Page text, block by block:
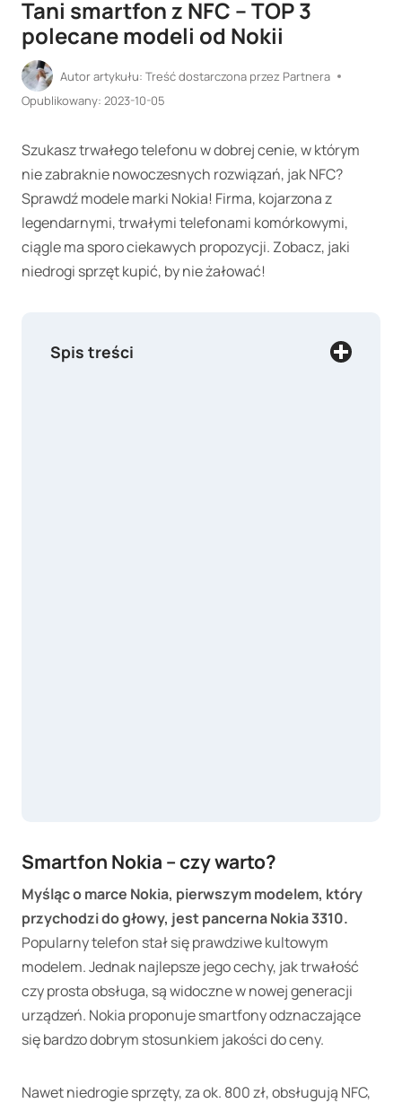
Tani smartfon z NFC – TOP 3
polecane modeli od Nokii
Autor artykułu: Treść dostarczona przez Partnera
Opublikowany: 2023-10-05
Szukasz trwałego telefonu w dobrej cenie, w którym
nie zabraknie nowoczesnych rozwiązań, jak NFC?
Sprawdź modele marki Nokia! Firma, kojarzona z
legendarnymi, trwałymi telefonami komórkowymi,
ciągle ma sporo ciekawych propozycji. Zobacz, jaki
niedrogi sprzęt kupić, by nie żałować!
Spis treści
Smartfon Nokia – czy warto?
Myśląc o marce Nokia, pierwszym modelem, który
przychodzi do głowy, jest pancerna Nokia 3310.
Popularny telefon stał się prawdziwe kultowym
modelem. Jednak najlepsze jego cechy, jak trwałość
czy prosta obsługa, są widoczne w nowej generacji
urządzeń. Nokia proponuje smartfony odznaczające
się bardzo dobrym stosunkiem jakości do ceny.
Nawet niedrogie sprzęty, za ok. 800 zł, obsługują NFC,